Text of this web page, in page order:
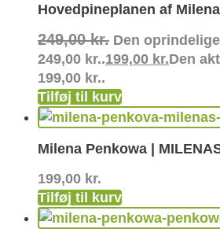
Hovedpineplanen af
249,00kr. Den
249,00 kr..199,00 kr.Den
199,00 kr..
Tilføj til kurv
Milena Penkowa |
199,00 kr.
Tilføj til kurv